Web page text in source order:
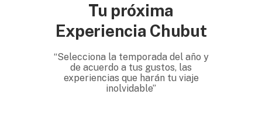
Tu próxima
Experiencia Chubut
“Selecciona la temporada del año y
de acuerdo a tus gustos, las
experiencias que harán tu viaje
inolvidable”